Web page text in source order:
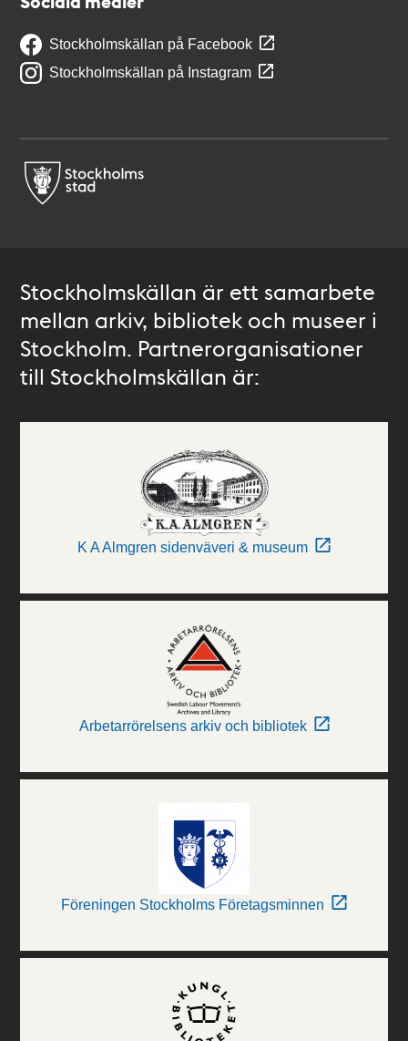
Stockholmskällan på Facebook
Stockholmskällan på Instagram
Stockholmskällan är ett samarbete
mellan arkiv, bibliotek och museer i
Stockholm. Partnerorganisationer
till Stockholmskällan är:
K A Almgren sidenväveri & museum
Arbetarrörelsens arkiv och bibliotek
Föreningen Stockholms Företagsminnen